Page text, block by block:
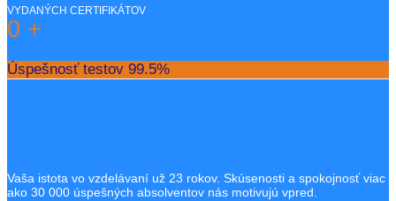
VYDANÝCH CERTIFIKÁTOV
0 +
Úspešnosť testov 99.5%
Vaša istota vo vzdelávaní už 23 rokov. Skúsenosti a spokojnosť viac
ako 30 000 úspešných absolventov nás motivujú vpred.